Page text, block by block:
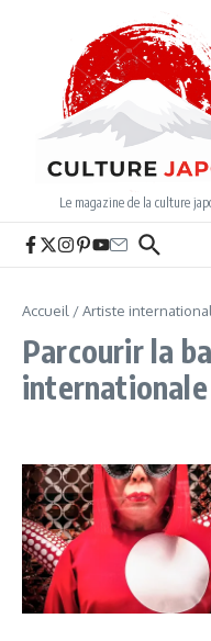
Le magazine de la culture
Accueil /Artiste
Parcourir la
internationale